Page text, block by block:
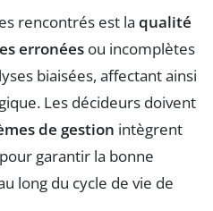
rencontrés est la qualité
erronées ou incomplètes
biaisées, affectant ainsi
Les décideurs doivent
de gestion intègrent
garantir la bonne
long du cycle de vie de